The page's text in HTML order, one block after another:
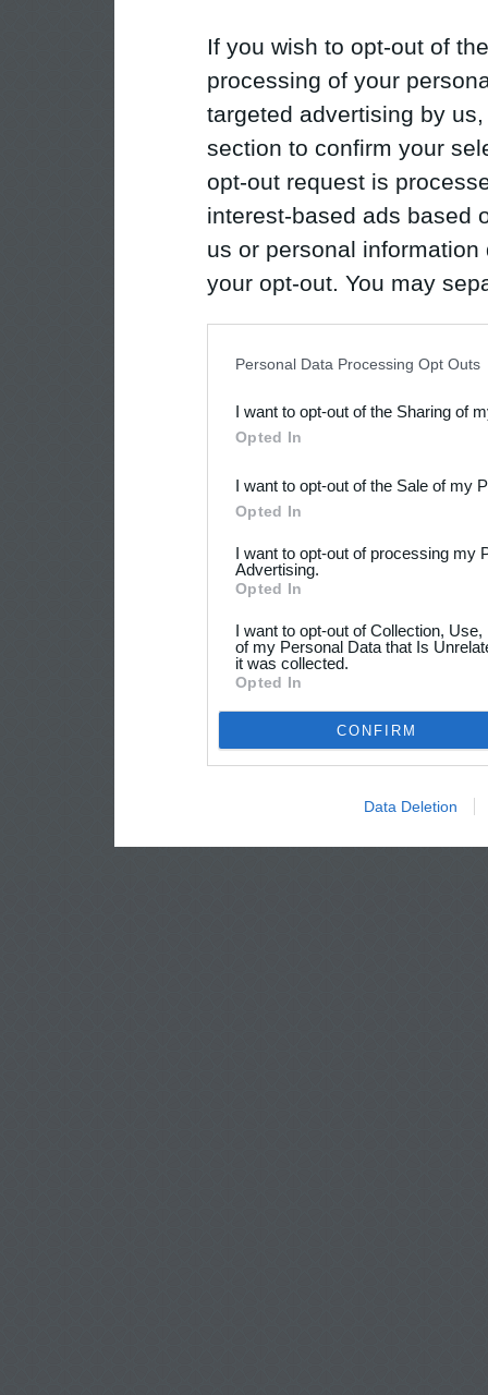
If you wish to opt-out of
processing of your
targeted advertising by
section to confirm your
opt-out request is
interest-based ads based
us or personal
your opt-out. You may
Downstream Participants
third parties.
Personal Data Processing Opt Outs
I want to opt-out of the Sharing of
Opted In
I want to opt-out of the Sale of my
Opted In
I want to opt-out of processing my
Advertising.
Opted In
I want to opt-out of Collection,
of my Personal Data that Is
it was collected.
Opted In
CONFIRM
Data Deletion